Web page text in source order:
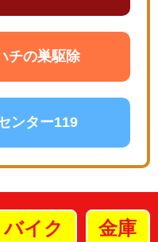
チの巣駆除
ンター119
バイク 金庫